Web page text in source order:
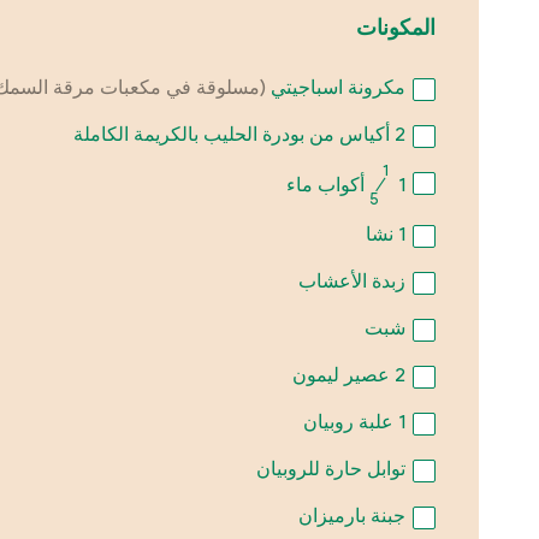
المكونات
مكرونة اسباجيتي (مسلوقة في مكعبات مرقة
2 أكياس من بودرة الحليب بالكريمة الكاملة
1
1
⁄
5
أكواب ماء
1 نشا
زبدة الأعشاب
شبت
2 عصير ليمون
1 علبة روبيان
توابل حارة للروبيان
جبنة بارميزان